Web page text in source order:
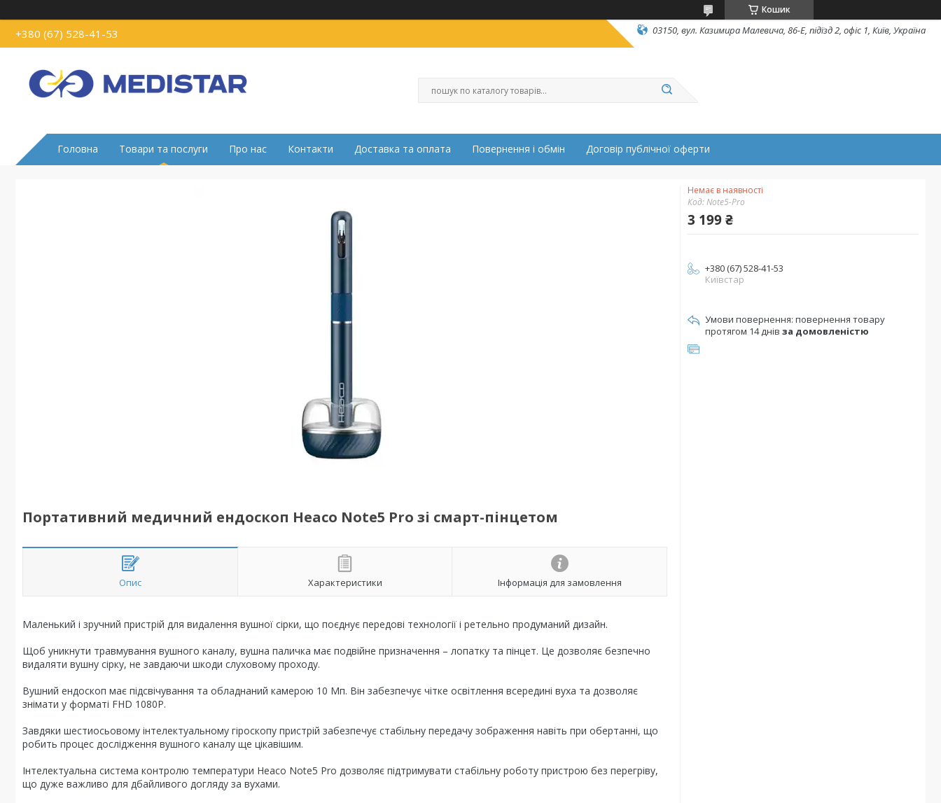
Кошик
+380 (67) 528-41-53 03150, вул. Казимира Малевича, 86-Е, підїзд 2, офіс 1, Київ, Україна
Головна Товари та послуги Про нас Контакти Доставка та оплата Повернення і обмін Договір публічної оферти
Портативний медичний ендоскоп Heaco Note5 Pro зі смарт-пінцетом
Опис Характеристики Інформація для замовлення
Маленький і зручний пристрій для видалення вушної сірки, що поєднує передові технології і ретельно продуманий дизайн.
Щоб уникнути травмування вушного каналу, вушна паличка має подвійне призначення – лопатку та пінцет. Це дозволяє безпечно
видаляти вушну сірку, не завдаючи шкоди слуховому проходу.
Вушний ендоскоп має підсвічування та обладнаний камерою 10 Мп. Він забезпечує чітке освітлення всередині вуха та дозволяє
знімати у форматі FHD 1080P.
Завдяки шестиосьовому інтелектуальному гіроскопу пристрій забезпечує стабільну передачу зображення навіть при обертанні, що
робить процес дослідження вушного каналу ще цікавішим.
Інтелектуальна система контролю температури Heaco Note5 Pro дозволяє підтримувати стабільну роботу пристрою без перегріву,
що дуже важливо для дбайливого догляду за вухами.
Немає в наявності
Код:Note5-Pro
3 199 ₴
+380 (67) 528-41-53
Київстар
повернення товару
протягом 14 днів за домовленістю